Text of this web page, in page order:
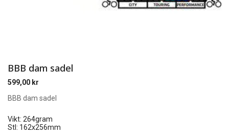
BBB dam sadel
599,00 kr
BBB dam sadel
Vikt: 264gram
Stl: 162x256mm